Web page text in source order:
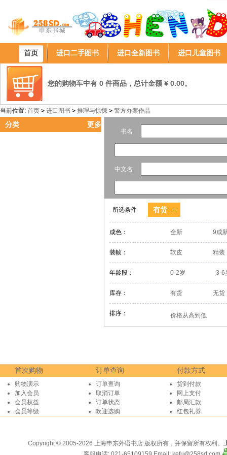
首页 进口二手图书 进口全新图书 进口儿童图书
您的购物车中有 0 件商品，总计金额 ¥ 0.00。
当前位置: 首页 > 进口图书 > 推理与惊悚 > 警方办案作品
分类 更多
书名
中文名
所选条件 有货
成色： 全新 9成
装帧： 软皮 精装
年龄段： 0-2岁 3-6
库存： 有货 无货
排序： 价格从高到低
首次购物
购物演示
加入会员
会员权益
会员等级
订单查询
订单查询
取消订单
订单状态
欢迎选购
付款方式
货到付款
网上支付
邮局汇款
红包礼券
Copyright © 2005-2026 上海申东外语书店 版权所有，并保留所有权利。